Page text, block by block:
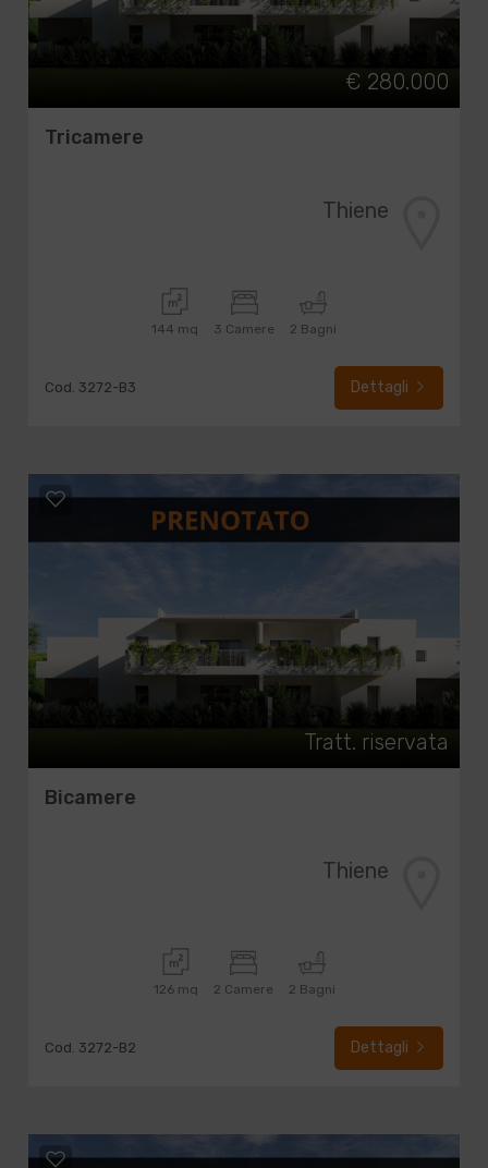
€ 280.000
Tricamere
Thiene
144 mq 3 Camere 2 Bagni
Cod. 3272-B3 Dettagli
Tratt. riservata
Bicamere
Thiene
126 mq 2 Camere 2 Bagni
Cod. 3272-B2 Dettagli